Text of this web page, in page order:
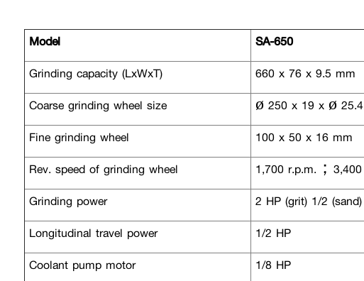
Model
SA-650
Grinding capacity (LxWxT)
660 x 76 x 9.5 mm
Coarse grinding wheel size
ø 250 x 19 x ø
Fine grinding wheel
100 x 50 x 16 mm
Rev. speed of grinding wheel
1,700 r.p.m.；
Grinding power
2 HP (grit) 1/2 (sand)
Longitudinal travel power
1/2 HP
Coolant pump motor
1/8 HP